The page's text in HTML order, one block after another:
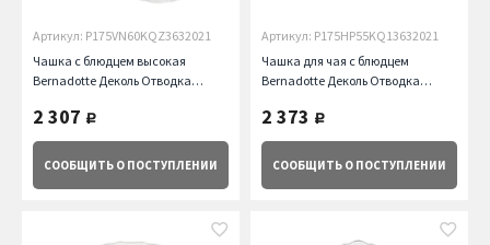
Артикул: P175VN60KQZ3632021
Чашка с блюдцем высокая
Bernadotte Деколь Отводка
2 307 руб.
СООБЩИТЬ О ПОСТУПЛЕНИИ
Артикул: P175HP55KQ13632021
Чашка для чая с блюдцем
Bernadotte Деколь Отводка
2 373 руб.
СООБЩИТЬ О ПОСТУПЛЕНИИ